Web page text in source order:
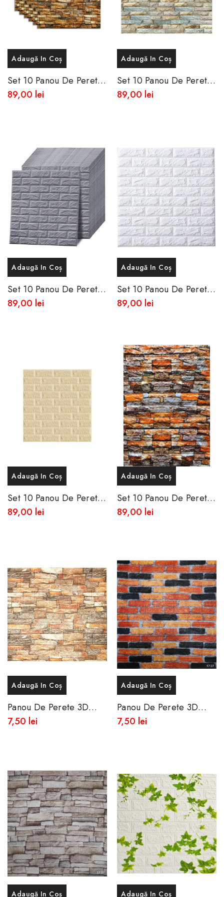
Adaugă In Coș
Set 10 Panou De Perete
3D Autoadeziv Din
Spuma Moale 77x70 Cm
89,00 lei
Adaugă In Coș
Set 10 Panou De Perete
3D Autoadeziv Din
Spuma Moale 77x70 Cm
89,00 lei
Adaugă In Coș
Set 10 Panou De Perete
3D Autoadeziv Din
Spuma Moale
89,00 lei
Adaugă In Coș
Set 10 Panou De Perete
3D Autoadeziv Din
Spuma Moale 77x70
89,00 lei
Adaugă In Coș
Set 10 Panou De Perete
3D Autoadeziv Din
Spuma Moale
89,00 lei
Adaugă In Coș
Set 10 Panou De Perete
3D Autoadeziv Din
Spuma Moale
89,00 lei
Adaugă In Coș
Panou De Perete 3D
Autoadeziv Din Spuma
Moale 77x70 Cm
7,50 lei
Adaugă In Coș
Panou De Perete 3D
Autoadeziv Din Spuma
Moale 77x70 Cm
7,50 lei
Adaugă In Coș Adaugă In Coș